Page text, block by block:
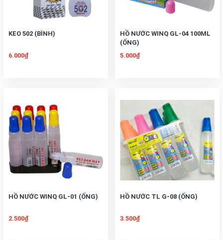
KEO 502 (BÌNH)
6.000₫
HỒ NƯỚC WINQ GL-04 100ML
(ỐNG)
5.000₫
HỒ NƯỚC WINQ GL-01 (ỐNG)
2.500₫
HỒ NƯỚC TL G-08 (ỐNG)
3.500₫